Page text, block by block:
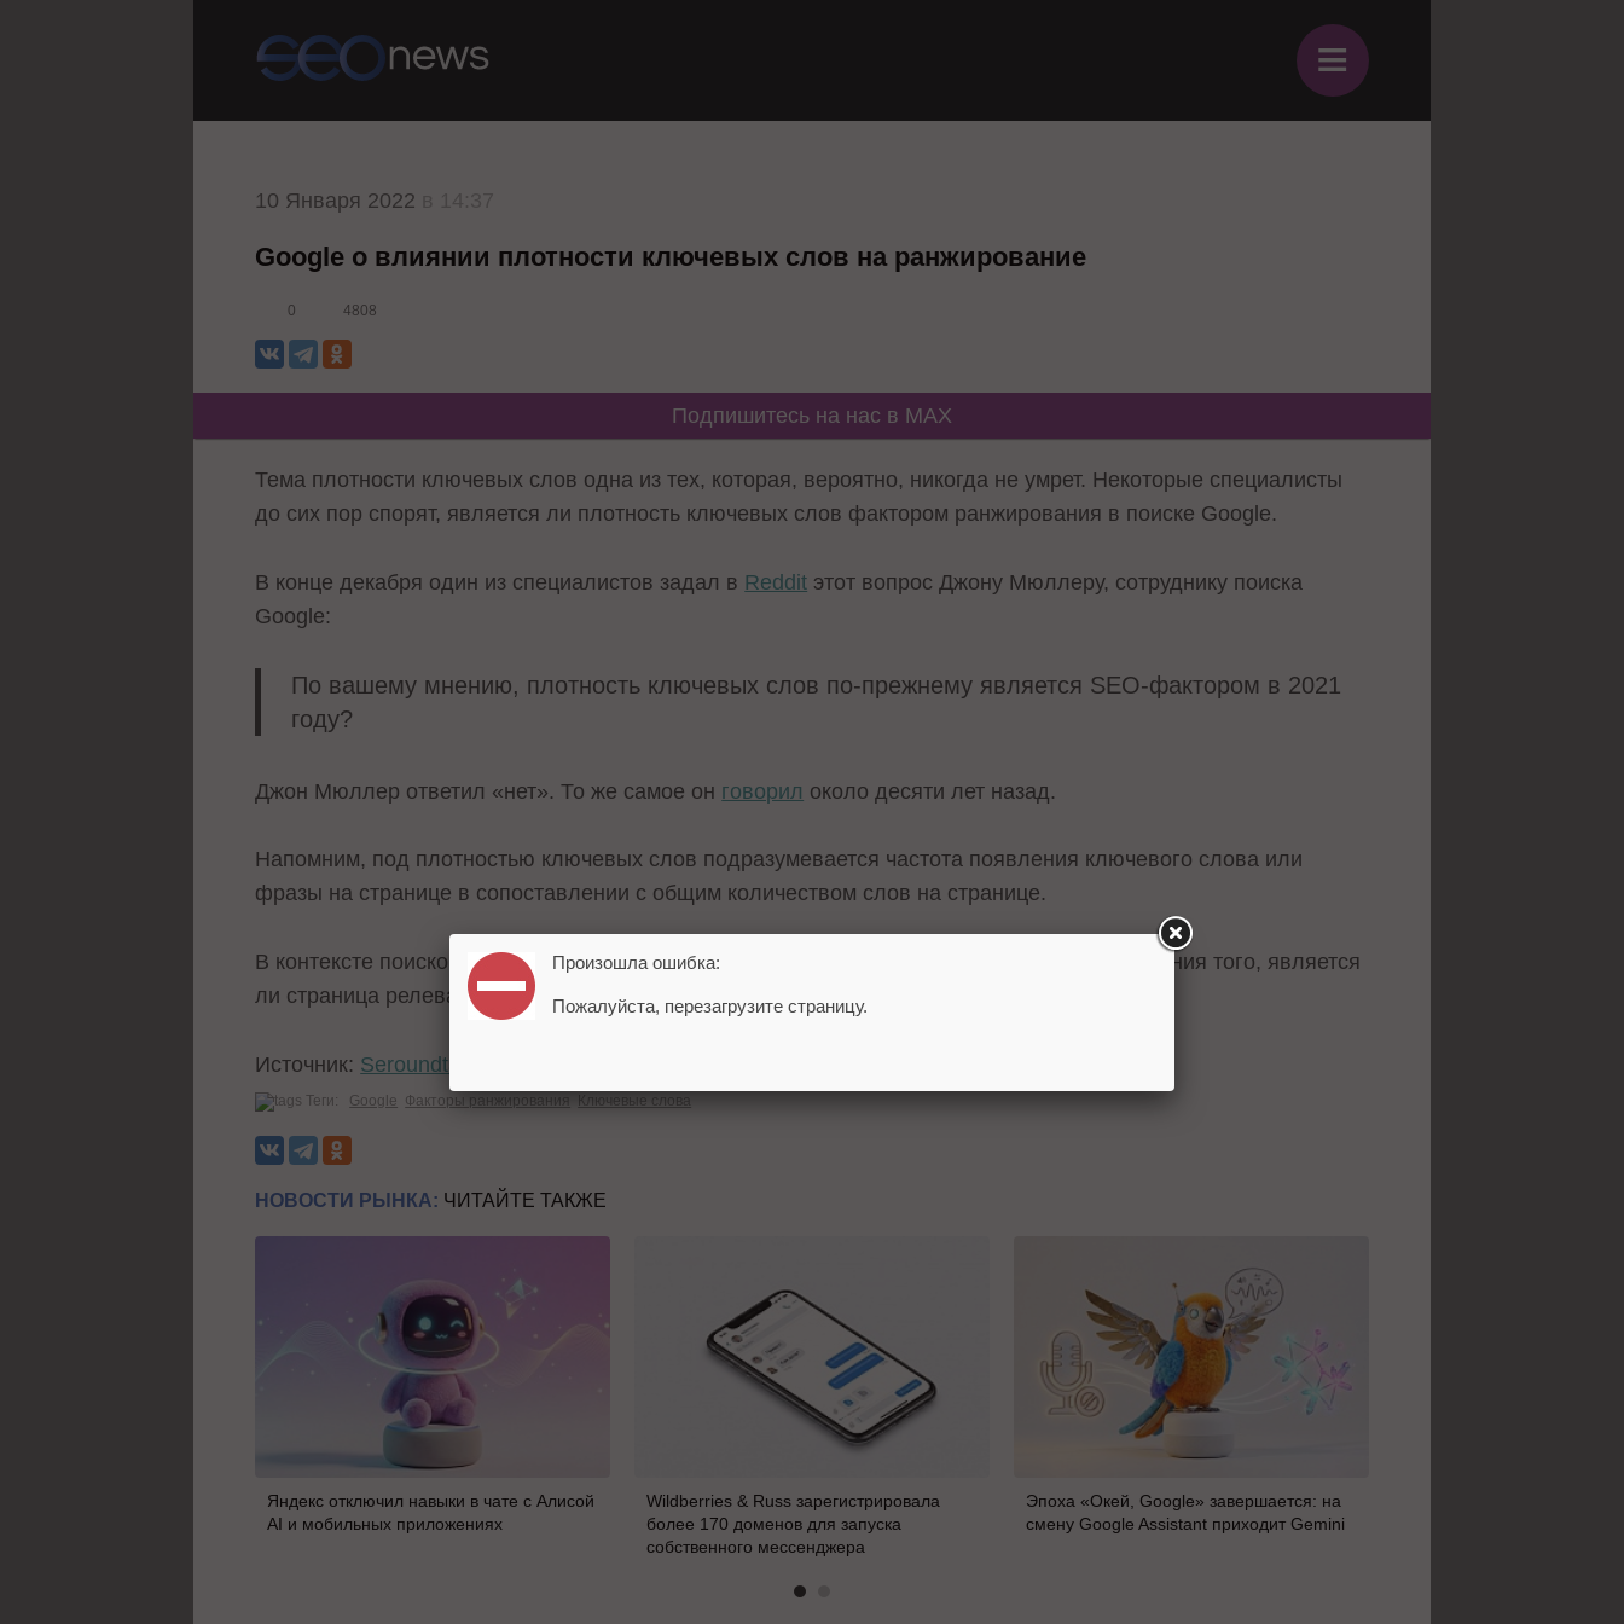
≡
10 Января 2022
Google о влиянии плотности ключевых слов на ранжирование
0 4808
Подпишитесь на нас в MAX
Тема плотности ключевых слов одна из тех, которая, вероятно, никогда не умрет. Некоторые специалисты
до сих пор спорят, является ли плотность ключевых слов фактором ранжирования в поиске Google.
В конце декабря один из специалистов задал в Reddit этот вопрос Джону Мюллеру, сотруднику поиска
Google:
По вашему мнению, плотность ключевых слов по-прежнему является SEO-фактором в 2021
году?
Джон Мюллер ответил «нет». То же самое он говорил около десяти лет назад.
Напомним, под плотностью ключевых слов подразумевается частота появления ключевого слова или
фразы на странице в сопоставлении с общим количеством слов на странице.
В контексте поисковой оптимизации этот показатель может использоваться для определения того, является
ли страница релевантной конкретному ключевому слову или фразе.
Источник: Seroundtable
Теги: Google Факторы ранжирования Ключевые слова
НОВОСТИ РЫНКА: ЧИТАЙТЕ ТАКЖЕ
Яндекс отключил навыки в чате с Алисой
AI и мобильных приложениях
Wildberries & Russ зарегистрировала
более 170 доменов для запуска
собственного мессенджера
Эпоха «Окей, Google» завершается: на
смену Google Assistant приходит Gemini
Произошла ошибка:
Пожалуйста, перезагрузите страницу.